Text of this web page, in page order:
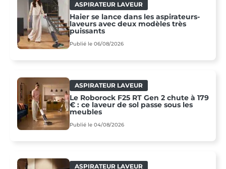
ASPIRATEUR LAVEUR
Haier se lance dans les aspirateurs-
laveurs avec deux modèles très
puissants
Publié le 06/08/2026
ASPIRATEUR LAVEUR
Le Roborock F25 RT Gen 2 chute à 179
€ : ce laveur de sol passe sous les
meubles
Publié le 04/08/2026
ASPIRATEUR LAVEUR